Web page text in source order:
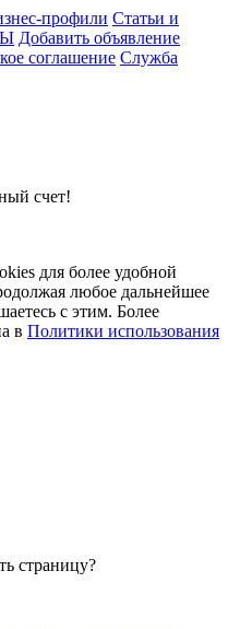
профили Статьи и
Добавить объявление
соглашение Служба
счет!
для более удобной
любое дальнейшее
с этим. Более
в Политики использования
страницу?